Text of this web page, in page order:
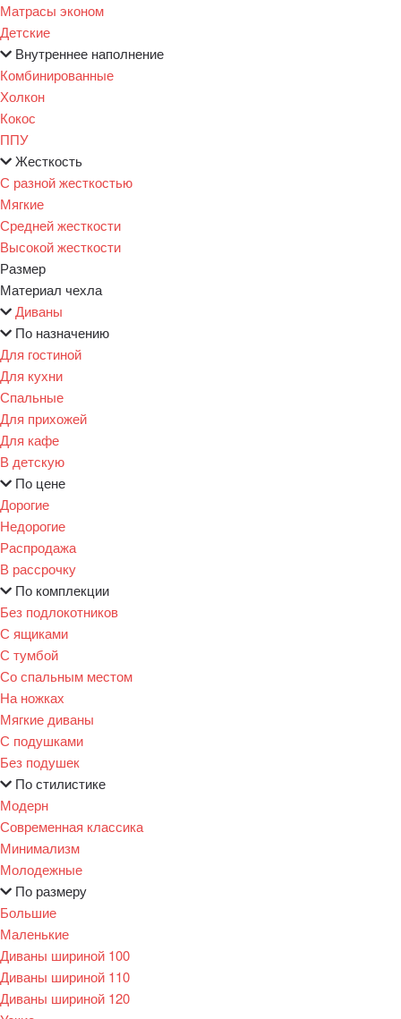
Матрасы эконом
Детские
Внутреннее наполнение
Комбинированные
Холкон
Кокос
ППУ
Жесткость
С разной жесткостью
Мягкие
Средней жесткости
Высокой жесткости
Размер
Материал чехла
Диваны
По назначению
Для гостиной
Для кухни
Спальные
Для прихожей
Для кафе
В детскую
По цене
Дорогие
Недорогие
Распродажа
В рассрочку
По комплекции
Без подлокотников
С ящиками
С тумбой
Со спальным местом
На ножках
Мягкие диваны
С подушками
Без подушек
По стилистике
Модерн
Современная классика
Минимализм
Молодежные
По размеру
Большие
Маленькие
Диваны шириной 100
Диваны шириной 110
Диваны шириной 120